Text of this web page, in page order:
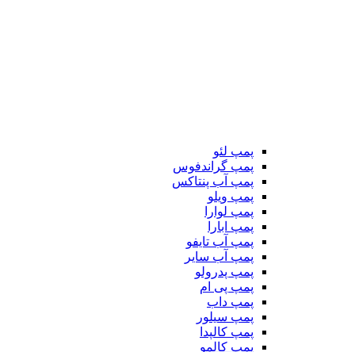
پمپ لئو
پمپ گراندفوس
پمپ آب پنتاکس
پمپ ویلو
پمپ لوارا
پمپ ابارا
پمپ آب تایفو
پمپ آب سایر
پمپ پدرولو
پمپ پی ام
پمپ داب
پمپ سیلور
پمپ کالپدا
پمپ کالمو